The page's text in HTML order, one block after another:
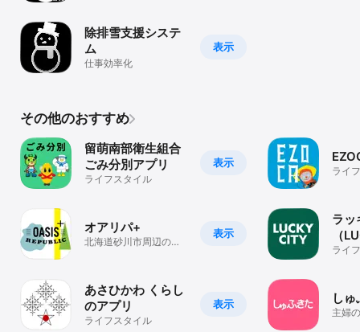
表示
除排雪支援システ
ム
仕事効率化
その他のおすすめ
表示
留萌南部衛生組合
ごみ分別アプリ
ライフスタイル
表示
オアリパ+
北海道砂川市周辺の情
表示
あさひかわ くらし
のアプリ
ライフスタイル
ライ
ラッ
（
ライ
し
主婦